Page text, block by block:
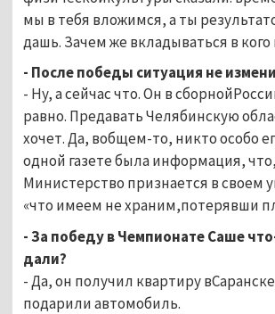
мы в тебя вложимся, а ты
дашь. Зачем же вкладываться в
- После победы ситуация не
- Ну, а сейчас что. Он в
равно. Предавать Челябинскую
хочет. Да, вобщем-то, никто особо
одной газете была информация,
Министерство признается в своем
«что имеем не храним,потерявши
- За победу в Чемпионате Саше
дали?
- Да, он получил квартиру
подарили автомобиль.